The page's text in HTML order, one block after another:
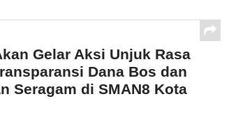
Gelar Aksi Unjuk Rasa
Dana Bos dan
Seragam di SMAN8 Kota